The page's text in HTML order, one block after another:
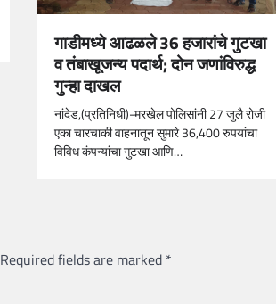
गाडीमध्ये आढळले 36 हजारांचे गुटखा
व तंबाखूजन्य पदार्थ; दोन जणांविरुद्ध
गुन्हा दाखल
नांदेड,(प्रतिनिधी)-मरखेल पोलिसांनी 27 जुलै रोजी
एका चारचाकी वाहनातून सुमारे 36,400 रुपयांचा
विविध कंपन्यांचा गुटखा आणि…
Required fields are marked *